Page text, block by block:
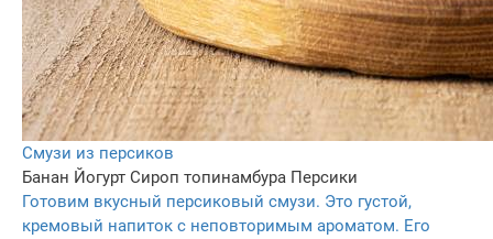
Смузи из персиков
Банан Йогурт Сироп топинамбура Персики
Готовим вкусный персиковый смузи. Это густой,
кремовый напиток с неповторимым ароматом. Его